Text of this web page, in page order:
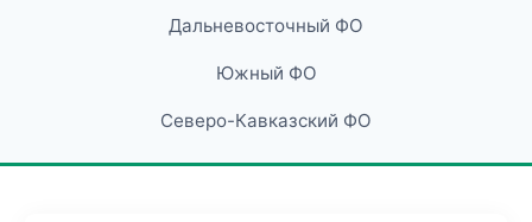
Дальневосточный ФО
Южный ФО
Северо-Кавказский ФО